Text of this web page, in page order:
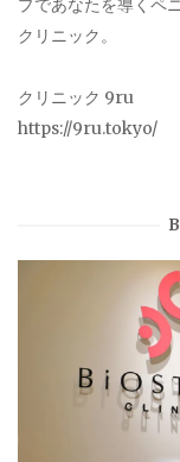
プであなたを導くペ
クリニック。
クリニック 9ru
https://9ru.tokyo/